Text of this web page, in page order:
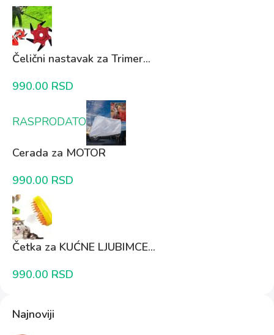
Čelični nastavak za Trimer...
990.00 RSD
RASPRODATO
Cerada za MOTOR
990.00 RSD
Četka za KUĆNE LJUBIMCE...
990.00 RSD
Najnoviji